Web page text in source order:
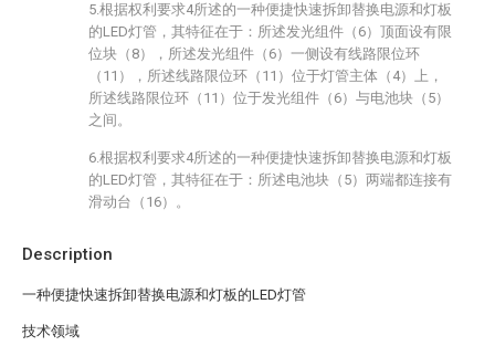
Description
一种便捷快速拆卸替换电源和灯板的LED灯管
技术领域
5.根据权利要求4所述的一种便捷快速拆卸替换电源和灯板
的LED灯管，其特征在于：所述发光组件（6）顶面设有限
位块（8），所述发光组件（6）一侧设有线路限位环
（11），所述线路限位环（11）位于灯管主体（4）上，
所述线路限位环（11）位于发光组件（6）与电池块（5）
之间。
6.根据权利要求4所述的一种便捷快速拆卸替换电源和灯板
的LED灯管，其特征在于：所述电池块（5）两端都连接有
滑动台（16）。